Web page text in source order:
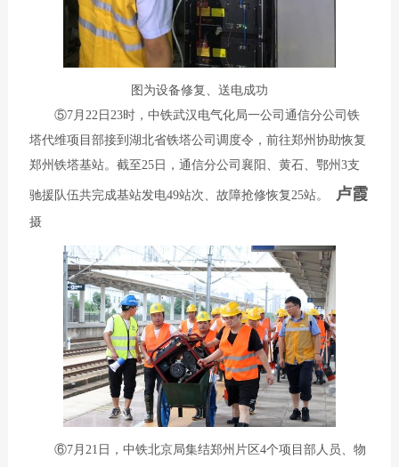
图为设备修复、送电成功
⑤7月22日23时，中铁武汉电气化局一公司通信分公司铁
塔代维项目部接到湖北省铁塔公司调度令，前往郑州协助恢复
郑州铁塔基站。截至25日，通信分公司襄阳、黄石、鄂州3支
驰援队伍共完成基站发电49站次、故障抢修恢复25站。 卢霞
摄
⑥7月21日，中铁北京局集结郑州片区4个项目部人员、物